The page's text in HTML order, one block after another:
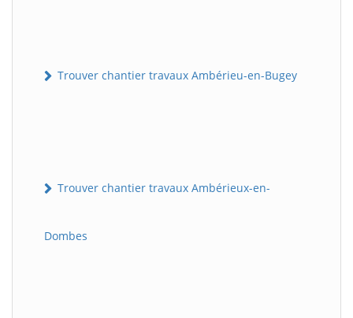
Trouver chantier travaux Ambérieu-en-Bugey
Trouver chantier travaux Ambérieux-en-
Dombes